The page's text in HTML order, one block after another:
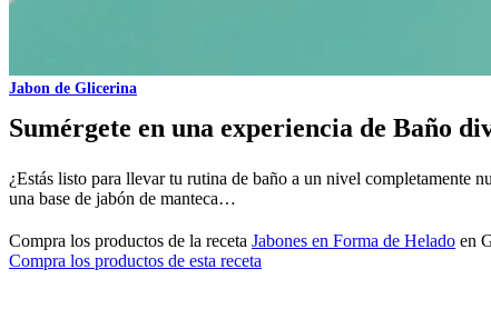
Jabon de Glicerina
Sumérgete en una experiencia de Baño
¿Estás listo para llevar tu rutina de baño a un nivel completamente
una base de jabón de manteca…
Compra los productos de la receta Jabones en Forma de Helado en
Compra los productos de esta receta